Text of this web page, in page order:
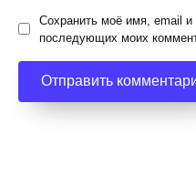
Сохранить моё имя, email и
последующих моих